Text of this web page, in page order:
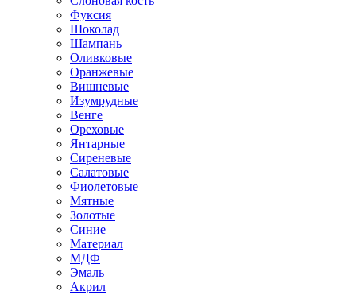
Фуксия
Шоколад
Шампань
Оливковые
Оранжевые
Вишневые
Изумрудные
Венге
Ореховые
Янтарные
Сиреневые
Салатовые
Фиолетовые
Мятные
Золотые
Синие
Материал
МДФ
Эмаль
Акрил